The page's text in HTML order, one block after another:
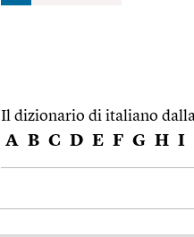
Il dizionario di italiano
A B C D E F G H I